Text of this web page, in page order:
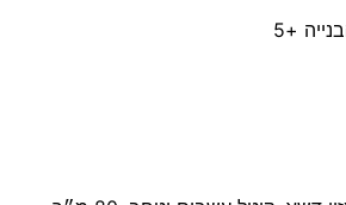
בנייה +5